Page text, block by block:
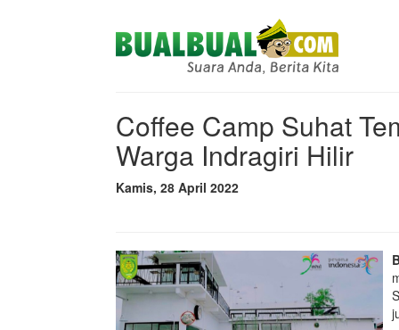
Coffee Camp Suhat
Warga Indragiri Hilir
Kamis, 28 April 2022